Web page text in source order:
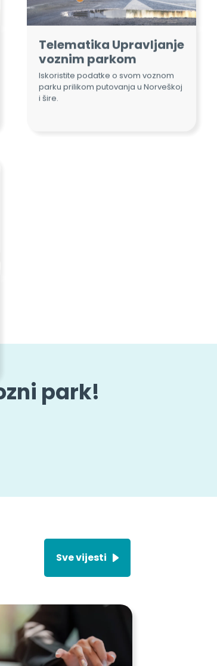
Iskoristite podatke o svom voznom
parku prilikom putovanja u Norveškoj
i šire.
park!
Sve vijesti